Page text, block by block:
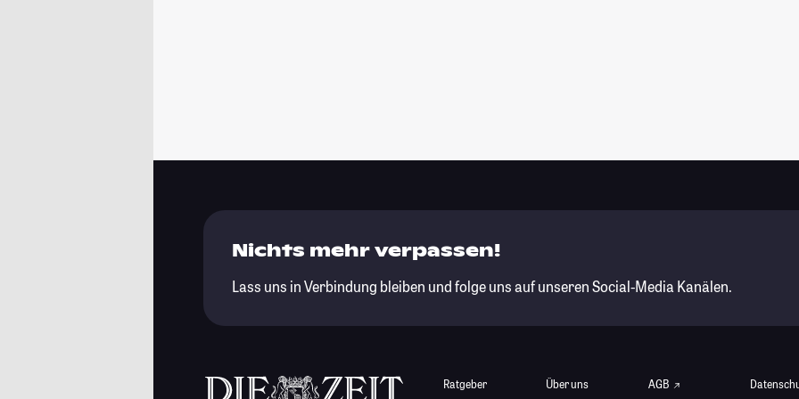
Nichts mehr verpassen!
Lass uns in Verbindung bleiben und folge uns auf unseren Social-Media Kanälen.
Ratgeber Über uns AGB